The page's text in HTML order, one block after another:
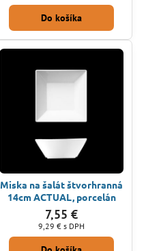
Do košíka
Miska na šalát štvorhranná
14cm ACTUAL, porcelán
7,55 €
9,29 € s DPH